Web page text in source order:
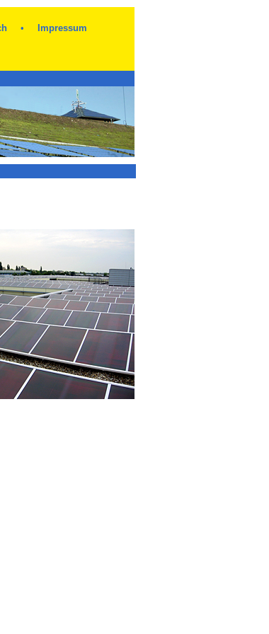
• Impressum